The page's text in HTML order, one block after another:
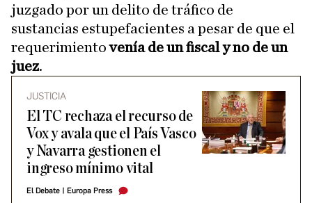
juzgado por un delito de tráfico de
sustancias estupefacientes a pesar de que el
requerimientovenía de un fiscal y no de un
juez.
JUSTICIA
El TC rechaza el recurso de
Vox y avala que el País Vasco
y Navarra gestionen el
ingreso mínimo vital
El Debate Europa Press